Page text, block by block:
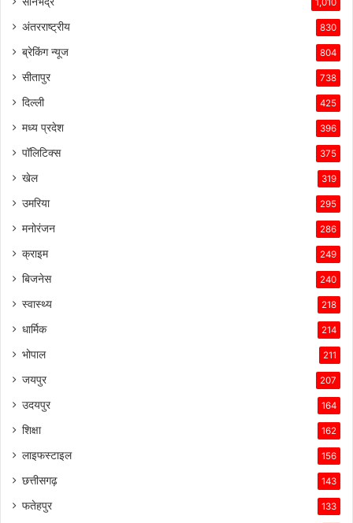
1,010
अंतरराष्ट्रीय 830
ब्रेकिंग न्यूज 804
सीतापुर 738
दिल्ली 425
मध्य प्रदेश 396
पॉलिटिक्स 375
खेल 319
उमरिया 295
मनोरंजन 286
क्राइम 249
बिजनेस 240
स्वास्थ्य 218
धार्मिक 214
भोपाल 211
जयपुर 207
उदयपुर 164
शिक्षा 162
लाइफस्टाइल 156
छत्तीसगढ़ 143
फतेहपुर 133